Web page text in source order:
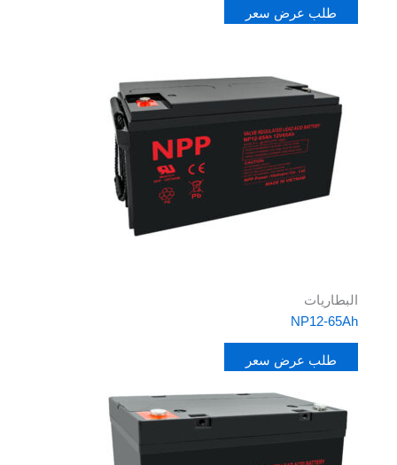
طلب عرض سعر
البطاريات
NP12-65Ah
طلب عرض سعر